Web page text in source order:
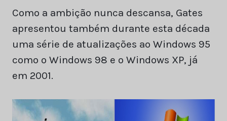
Como a ambição nunca descansa, Gates
apresentou também durante esta década
uma série de atualizações ao Windows 95
como o Windows 98 e o Windows XP, já
em 2001.